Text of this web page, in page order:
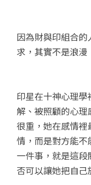
五行八字
因為財與印組合
求，其實不是浪漫
印星在十神心理
解、被照顧的心
很重，她在感情
情，而是對方能
一件事，就是這
否可以讓她把自己